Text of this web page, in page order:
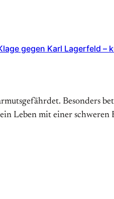
gegen Karl Lagerfeld –
Besonders
Leben mit einer